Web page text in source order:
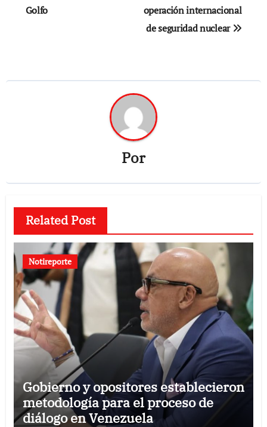
Golfo
operación internacional
de seguridad nuclear
Por
Related Post
Notireporte
Gobierno y opositores establecieron
metodología para el proceso de
diálogo en Venezuela